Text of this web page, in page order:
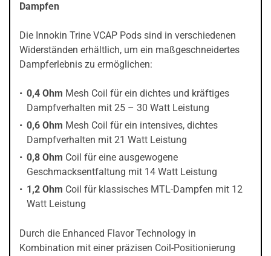
Dampfen
Die Innokin Trine VCAP Pods sind in verschiedenen
Widerständen erhältlich, um ein maßgeschneidertes
Dampferlebnis zu ermöglichen:
0,4 Ohm Mesh Coil für ein dichtes und kräftiges
Dampfverhalten mit 25 – 30 Watt Leistung
0,6 Ohm Mesh Coil für ein intensives, dichtes
Dampfverhalten mit 21 Watt Leistung
0,8 Ohm Coil für eine ausgewogene
Geschmacksentfaltung mit 14 Watt Leistung
1,2 Ohm Coil für klassisches MTL-Dampfen mit 12
Watt Leistung
Durch die Enhanced Flavor Technology in
Kombination mit einer präzisen Coil-Positionierung